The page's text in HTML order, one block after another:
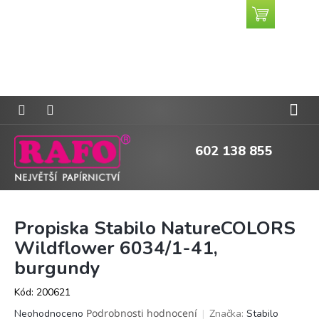
602 138 855
Nákupní
košík
Propiska Stabilo NatureCOLORS
Wildflower 6034/1-41,
burgundy
Kód: 200621
Průměrné
Neohodnoceno Podrobnosti hodnocení Značka: Stabilo